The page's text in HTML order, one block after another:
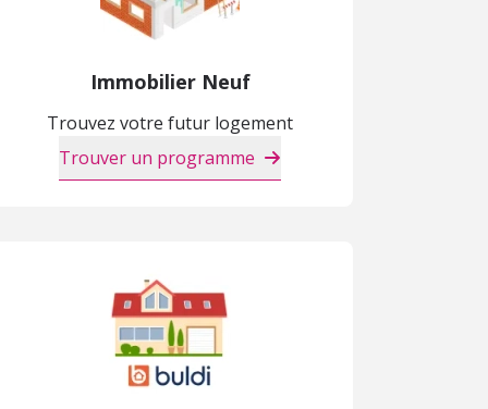
Immobilier Neuf
Trouvez votre futur logement
Trouver un programme